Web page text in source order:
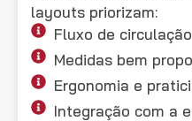
layouts priorizam:
Fluxo de
Medidas bem
Ergonomia e
Integração com a